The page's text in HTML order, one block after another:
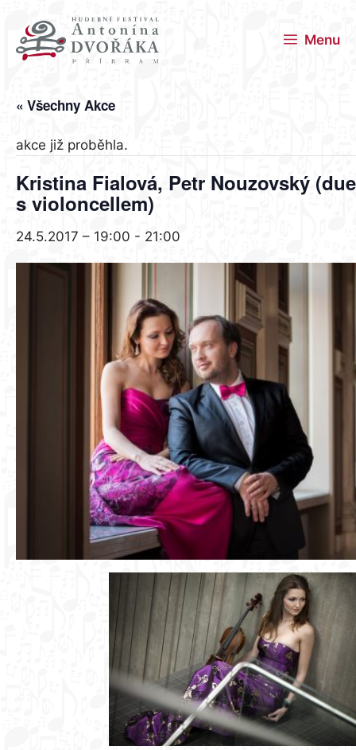
obsah
Menu
« Všechny Akce
akce již proběhla.
Kristina Fialová, Petr Nouzovský
s violoncellem)
24.5.2017 – 19:00 - 21:00